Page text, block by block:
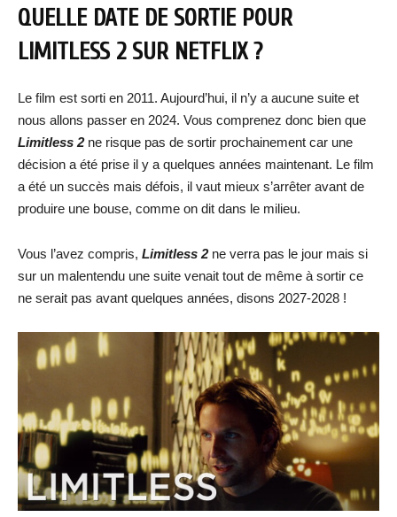
QUELLE DATE DE SORTIE POUR
LIMITLESS 2 SUR NETFLIX ?
Le film est sorti en 2011. Aujourd’hui, il n’y a aucune suite et
nous allons passer en 2024. Vous comprenez donc bien que
Limitless 2ne risque pas de sortir prochainement car une
décision a été prise il y a quelques années maintenant. Le film
a été un succès mais défois, il vaut mieux s’arrêter avant de
produire une bouse, comme on dit dans le milieu.
Vous l’avez compris, Limitless 2ne verra pas le jour mais si
sur un malentendu une suite venait tout de même à sortir ce
ne serait pas avant quelques années, disons 2027-2028 !